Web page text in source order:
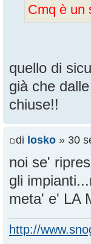
Cmq è un
quello di
già che
chiuse!!
di losko » 30
noi se'
gli
meta' e' LA
http://